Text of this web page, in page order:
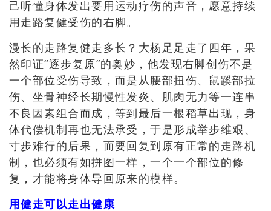
己听懂身体发出要用运动疗伤的声音，愿意持续
用走路复健受伤的右脚。
漫长的走路复健走多长？大杨足足走了四年，果
然印证“逐步复原”的奥妙，他发现右脚创伤不是
一个部位受伤导致，而是从腰部扭伤、鼠蹊部拉
伤、坐骨神经长期慢性发炎、肌肉无力等一连串
不良因素组合而成，等到最后一根稻草出现，身
体代偿机制再也无法承受，于是形成举步维艰、
寸步难行的后果，而要回复到原有正常的走路机
制，也必须有如拼图一样，一个一个部位的修
复，才能将身体导回原来的模样。
用健走可以走出健康